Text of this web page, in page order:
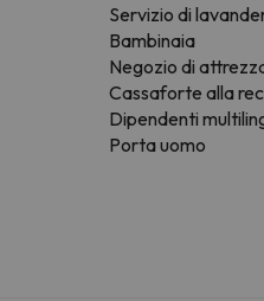
Servizio di
Bambinaia
Negozio di
Cassaforte alla
Dipendenti
Porta uomo